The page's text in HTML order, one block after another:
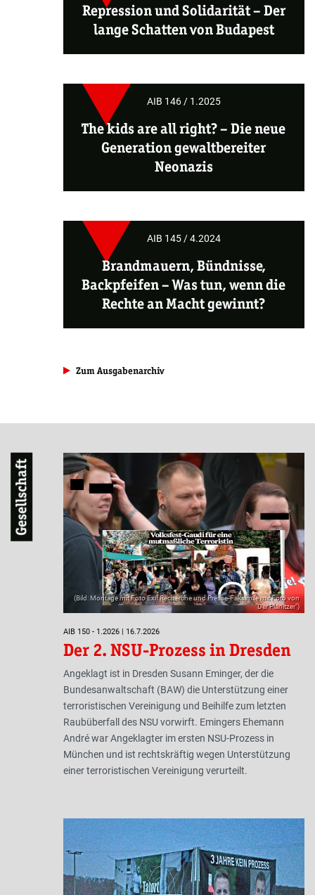
Repression und Solidarität – Der
lange Schatten von Budapest
AIB 146 / 1.2025
The kids are all right? – Die neue
Generation gewaltbereiter
Neonazis
AIB 145 / 4.2024
Brandmauern, Bündnisse,
Backpfeifen – Was tun, wenn die
Rechte an Macht gewinnt?
Zum Ausgabenarchiv
Gesellschaft
(Bild: Montage mit Foto Exif Recherche und Presse-Faksimile mit Foto von
"Der Planitzer")
AIB 150 - 1.2026 | 16.7.2026
Der 2. NSU-Prozess in Dresden
Angeklagt ist in Dresden Susann Eminger, der die
Bundesanwaltschaft (BAW) die Unterstützung einer
terroristischen Vereinigung und Beihilfe zum letzten
Raubüberfall des NSU vorwirft. Emingers Ehemann
André war Angeklagter im ersten NSU-Prozess in
München und ist rechtskräftig wegen Unterstützung
einer terroristischen Vereinigung verurteilt.